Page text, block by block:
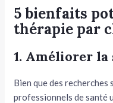
5 bienfaits
thérapie par
1. Améliorer la
Bien que des
professionnels de santé